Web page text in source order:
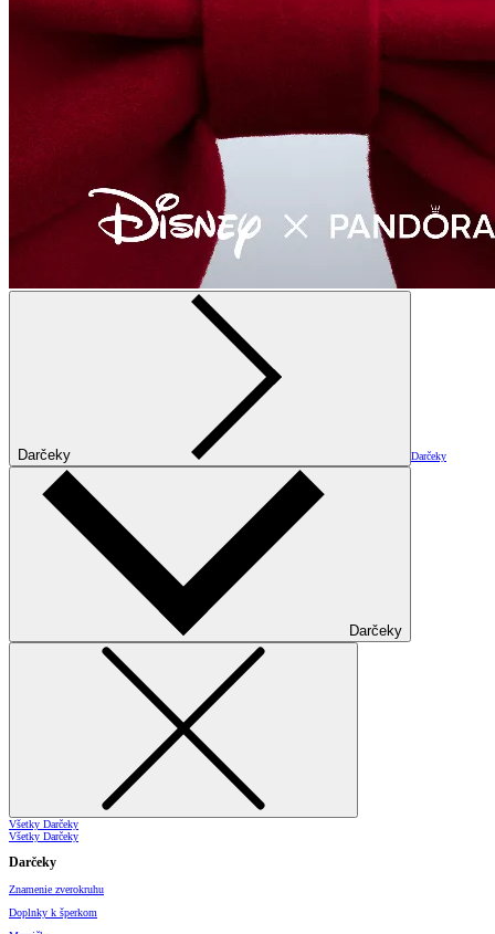
Darčeky Darčeky
Darčeky
Všetky Darčeky
Všetky Darčeky
Darčeky
Znamenie zverokruhu
Doplnky k šperkom